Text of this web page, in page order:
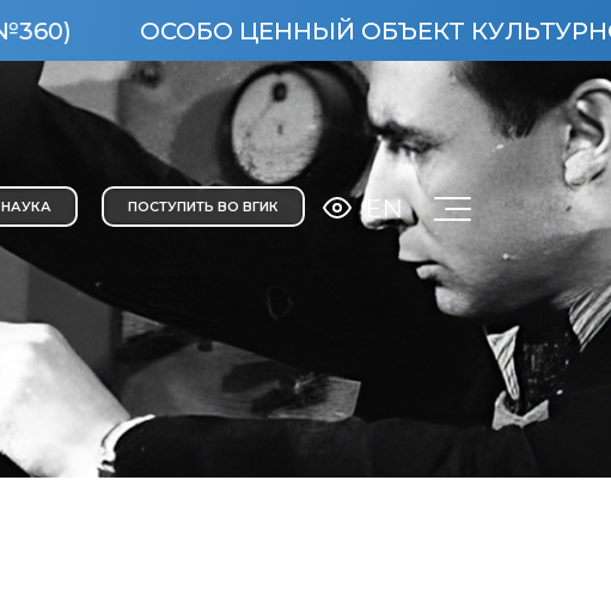
ОСОБО ЦЕННЫЙ ОБЪЕКТ КУЛЬТУРНОГО
НАУКА ПОСТУПИТЬ ВО ВГИК EN